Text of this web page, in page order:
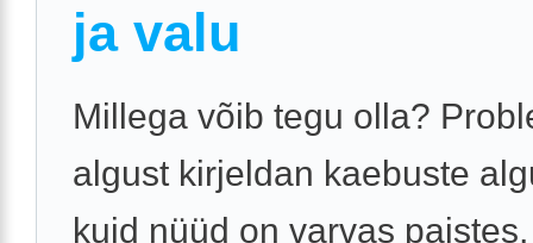
ja valu
Millega võib tegu olla?
algust kirjeldan kaebuste
kuid nüüd on varvas